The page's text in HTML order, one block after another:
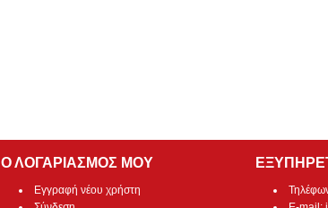
Ο ΛΟΓΑΡΙΑΣΜΟΣ ΜΟΥ
Εγγραφή νέου χρήστη